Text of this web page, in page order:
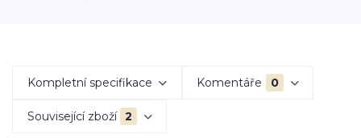
Kompletní specifikace Komentáře 0
Související zboží 2